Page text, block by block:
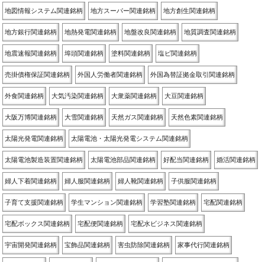
地図情報システム関連銘柄 地方スーパー関連銘柄 地方創生関連銘柄
地方銀行関連銘柄 地熱発電関連銘柄 地盤改良関連銘柄 地質調査関連銘柄
地震速報関連銘柄 埠頭関連銘柄 塗料関連銘柄 塩ビ関連銘柄
売掛債権保証関連銘柄 外国人労働者関連銘柄 外国為替証拠金取引関連銘柄
外食関連銘柄 大気汚染関連銘柄 大衆薬関連銘柄 大豆関連銘柄
大阪万博関連銘柄 大雪関連銘柄 天然ガス関連銘柄 天然色素関連銘柄
太陽光発電関連銘柄 太陽電池・太陽光発電システム関連銘柄
太陽電池製造装置関連銘柄 太陽電池部品関連銘柄 好配当関連銘柄 婚活関連銘柄
婦人下着関連銘柄 婦人服関連銘柄 婦人靴関連銘柄 子供服関連銘柄
子育て支援関連銘柄 学生マンション関連銘柄 学習塾関連銘柄 宅配関連銘柄
宅配ボックス関連銘柄 宅配便関連銘柄 宅配水ビジネス関連銘柄
宇宙開発関連銘柄 宝飾品関連銘柄 害虫防除関連銘柄 家事代行関連銘柄